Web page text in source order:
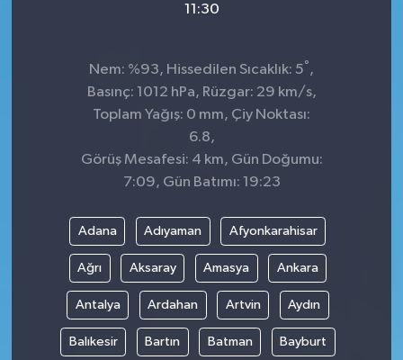
11:30
Nem: %93, Hissedilen Sıcaklık: 5° ,
Basınç: 1012 hPa, Rüzgar: 29 km/s,
Toplam Yağış: 0 mm, Çiy Noktası:
6.8,
Görüş Mesafesi: 4 km, Gün Doğumu:
7:09, Gün Batımı: 19:23
Adana Adıyaman Afyonkarahisar
Ağrı Aksaray Amasya Ankara
Antalya Ardahan Artvin Aydın
Balıkesir Bartın Batman Bayburt